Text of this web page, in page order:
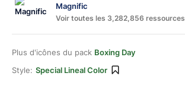
Magnific
Voir toutes les 3,282,856 ressources
Plus d'icônes du pack Boxing Day
Style: Special Lineal Color